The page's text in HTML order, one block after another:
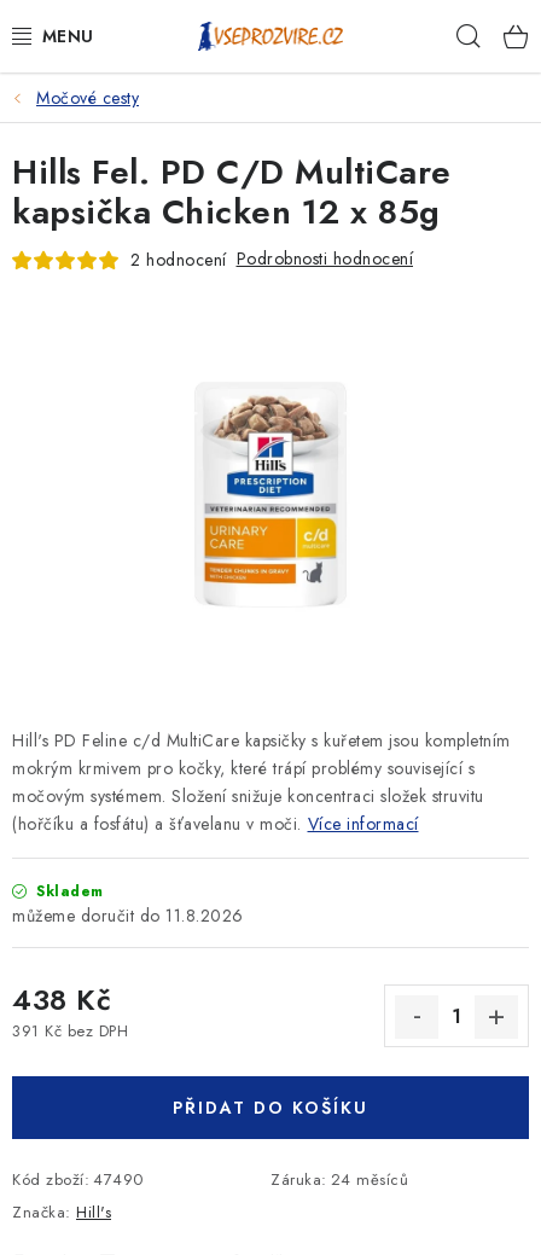
na
PSI
KOČKY
KONĚ
KRÁLÍCI/HLODAVCI/PTÁCI
Močové cesty
Hill's PD Feline c/d MultiCare kapsičky s kuřetem jsou kompletním
mokrým krmivem pro kočky, které trápí problémy související s
močovým systémem. Složení snižuje koncentraci složek struvitu
(hořčíku a fosfátu) a šťavelanu v moči. Více informací
Skladem
11.8.2026
438 Kč
391 Kč bez DPH
PŘIDAT DO KOŠÍKU
Kód zboží: 47490 Záruka: 24 měsíců
Značka: Hill's
Hills Fel. PD C/D MultiCare
kapsička Chicken 12 x 85g
2 hodnocení Podrobnosti hodnocení